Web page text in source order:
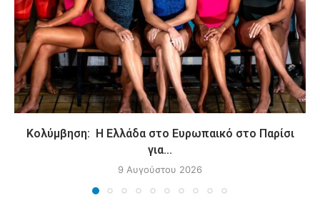
Κολύμβηση: Η Ελλάδα στο Ευρωπαικό στο Παρίσι
για...
9 Αυγούστου 2026